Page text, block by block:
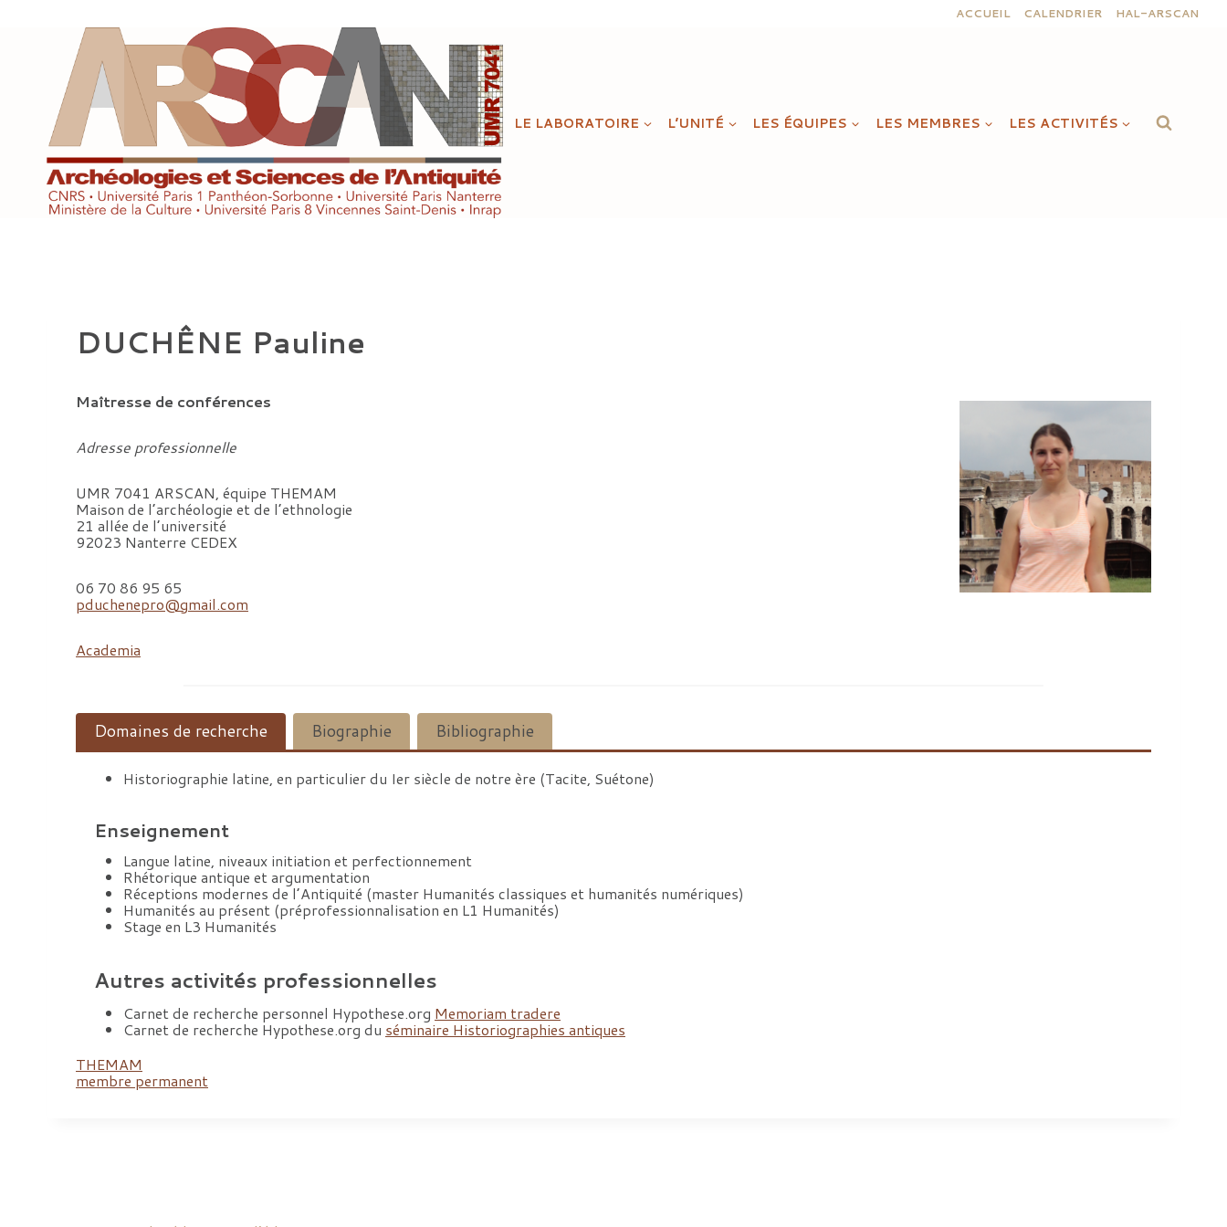
ACCUEIL CALENDRIER HAL-ARSCAN
LE LABORATOIRE L’UNITÉ LES ÉQUIPES LES MEMBRES LES ACTIVITÉS
DUCHÊNE Pauline
Maîtresse de conférences
Adresse professionnelle
UMR 7041 ARSCAN, équipe THEMAM
Maison de l’archéologie et de l’ethnologie
21 allée de l’université
92023 Nanterre CEDEX
06 70 86 95 65
pduchenepro@gmail.com
Academia
Domaines de recherche Biographie Bibliographie
Historiographie latine, en particulier du Ier siècle de notre ère (Tacite, Suétone)
Enseignement
Langue latine, niveaux initiation et perfectionnement
Rhétorique antique et argumentation
Réceptions modernes de l’Antiquité (master Humanités classiques et humanités numériques)
Humanités au présent (préprofessionnalisation en L1 Humanités)
Stage en L3 Humanités
Autres activités professionnelles
Carnet de recherche personnel Hypothese.org Memoriam tradere
Carnet de recherche Hypothese.org du séminaire Historiographies antiques
THEMAM
membre permanent